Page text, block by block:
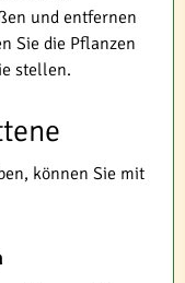
und entfernen
Sie die Pflanzen
stellen.
können Sie mit